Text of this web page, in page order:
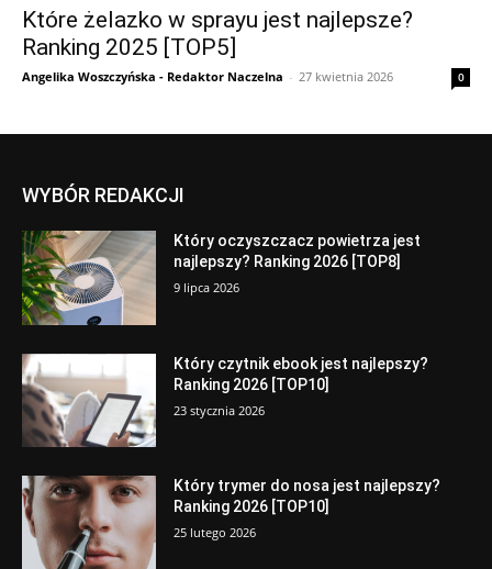
Które żelazko w sprayu jest najlepsze?
Ranking 2025 [TOP5]
Angelika Woszczyńska - Redaktor Naczelna - 27 kwietnia 2026 0
WYBÓR REDAKCJI
Który oczyszczacz powietrza jest
najlepszy? Ranking 2026 [TOP8]
9 lipca 2026
Który czytnik ebook jest najlepszy?
Ranking 2026 [TOP10]
23 stycznia 2026
Który trymer do nosa jest najlepszy?
Ranking 2026 [TOP10]
25 lutego 2026